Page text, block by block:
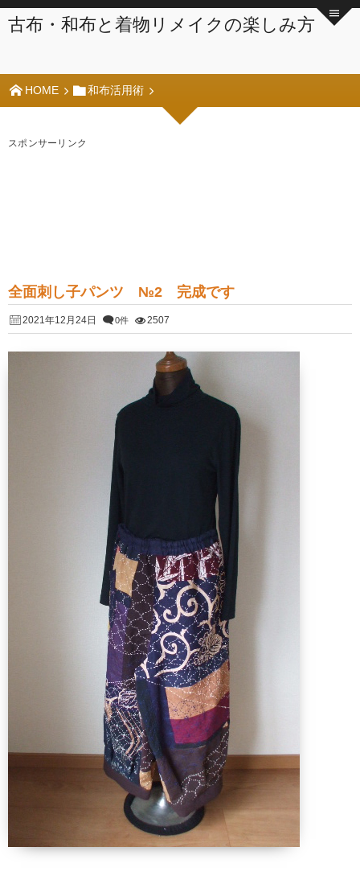
古布・和布と着物リメイクの楽しみ方
HOME 和布活用術
スポンサーリンク
全面刺し子パンツ №2 完成です
2021年12月24日 0件 2507